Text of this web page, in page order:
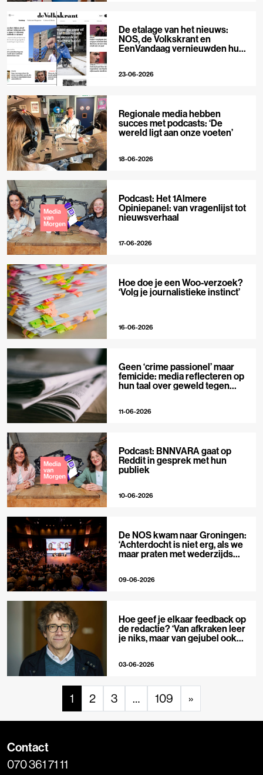
De etalage van het nieuws:
NOS, de Volkskrant en
EenVandaag vernieuwden hun
23-06-2026
Regionale media hebben
succes met podcasts: ‘De
wereld ligt aan onze voeten’
18-06-2026
Podcast: Het 1Almere
Opiniepanel: van vragenlijst tot
nieuwsverhaal
17-06-2026
Hoe doe je een Woo-verzoek?
‘Volg je journalistieke instinct’
16-06-2026
Geen ‘crime passionel’ maar
femicide: media reflecteren op
hun taal over geweld tegen
11-06-2026
Podcast: BNNVARA gaat op
Reddit in gesprek met hun
publiek
10-06-2026
De NOS kwam naar Groningen:
‘Achterdocht is niet erg, als we
maar praten met wederzijds
09-06-2026
Hoe geef je elkaar feedback op
de redactie? ‘Van afkraken leer
je niks, maar van gejubel ook
03-06-2026
1 2 3 … 109 »
Contact
070 361 71 11